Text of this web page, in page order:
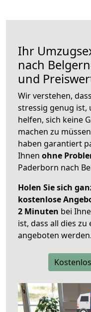
Ihr
nach
und
Wir verstehen,
stressig genug ist,
helfen, sich keine
machen zu
haben garantiert
Ihnen ohne
Paderborn nach
Holen Sie sich
kostenlose
2 Minuten bei
ist, dass all dies
angeboten werden.